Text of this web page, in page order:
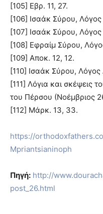
[105] Εβρ. 11, 27.
[106] Ισαάκ Σύρου, Λόγος
[107] Ισαάκ Σύρου, Λόγος
[108] Εφραίμ Σύρου,
[109] Αποκ. 12, 12.
[110] Ισαάκ Σύρου, Λόγος
[111] Λόγια και σκέψεις
του Πέρσου (Νοέμβριος
[112] Μάρκ. 13, 33.
https://
Mpriantsianinoph
Πηγή: http://
post_26.html